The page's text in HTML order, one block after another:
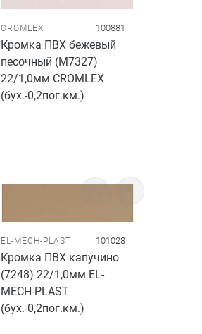
CROMLEX 100881
Кромка ПВХ бежевый
песочный (M7327)
22/1,0мм CROMLEX
(бух.-0,2пог.км.)
EL-MECH-PLAST 101028
Кромка ПВХ капучино
(7248) 22/1,0мм EL-
MECH-PLAST
(бух.-0,2пог.км.)